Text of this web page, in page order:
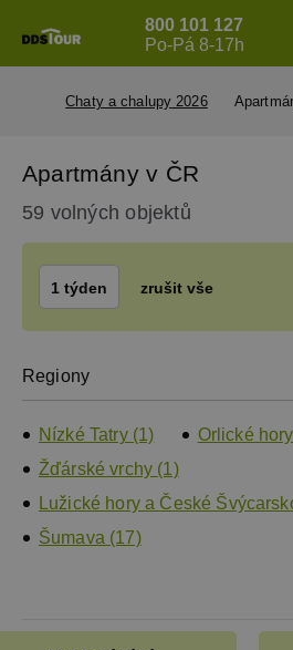
800 101 127
Po-Pá 8-17h
Chaty a chalupy 2026
Apartmány v ČR
59 volných objektů
1 týden zrušit vše
Regiony
Nízké Tatry (1)
Orlické
Žďárské vrchy (1)
Lužické hory a České
Šumava (17)